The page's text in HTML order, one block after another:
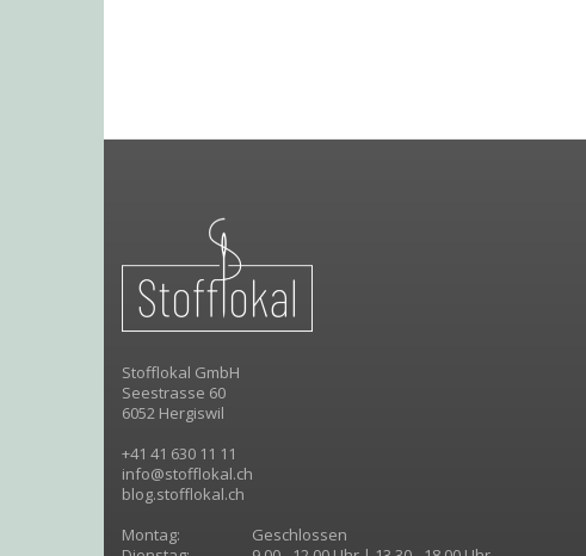
Stofflokal GmbH
Seestrasse 60
6052 Hergiswil
+41 41 630 11 11
info@stofflokal.ch
blog.stofflokal.ch
Montag:
Geschlossen